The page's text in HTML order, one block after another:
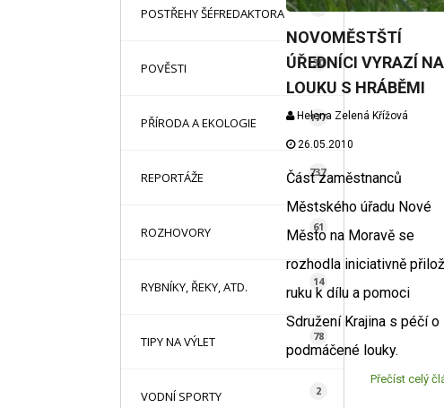
POSTŘEHY ŠÉFREDAKTORA 12
POVĚSTI 30
PŘÍRODA A EKOLOGIE 177
REPORTÁŽE 737
ROZHOVORY 61
RYBNÍKY, ŘEKY, ATD. 14
TIPY NA VÝLET 78
VODNÍ SPORTY 2
NOVOMĚSTŠTÍ
ÚŘEDNÍCI VYRAZÍ NA
LOUKU S HRÁBĚMI
Helena Zelená Křížová
26.05.2010
Část zaměstnanců
Městského úřadu Nové
Město na Moravě se
rozhodla iniciativně
ruku k dílu a pomoci
Sdružení Krajina s péčí o
podmáčené louky.
Přečíst celý